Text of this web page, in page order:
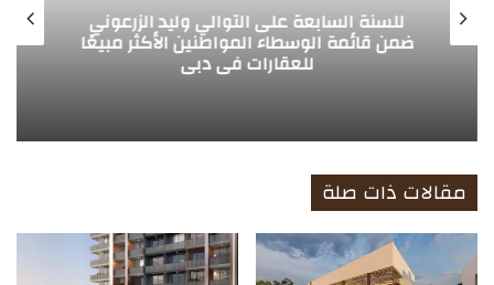
للسنة السابعة على التوالي وليد الزرعوني
ضمن قائمة الوسطاء المواطنين الأكثر مبيعًا
للعقارات في دبي
مقالات ذات صلة